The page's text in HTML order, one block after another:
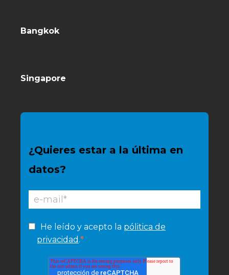
Bangkok
Singapore
¿Quieres estar a la última en
datos?
He leído y acepto la pólitica de
privacidad .*